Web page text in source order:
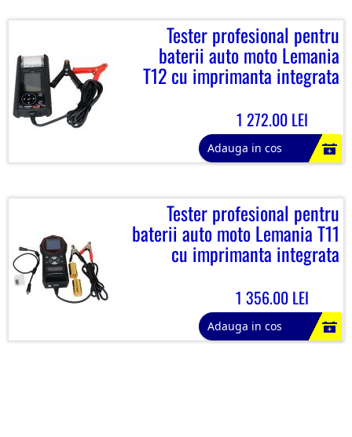
Tester profesional pentru
baterii auto moto Lemania
T12 cu imprimanta integrata
1 272.00 LEI
Adauga in cos
Tester profesional pentru
baterii auto moto Lemania T11
cu imprimanta integrata
1 356.00 LEI
Adauga in cos